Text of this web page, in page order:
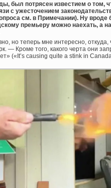
был потрясен известием о том,
с ужесточением
см. в Примечании). Ну
премьеру можно наехать, а
но теперь мне интересно, откуда,
— Кроме того, какого черта они
(«It’s causing quite a stink in